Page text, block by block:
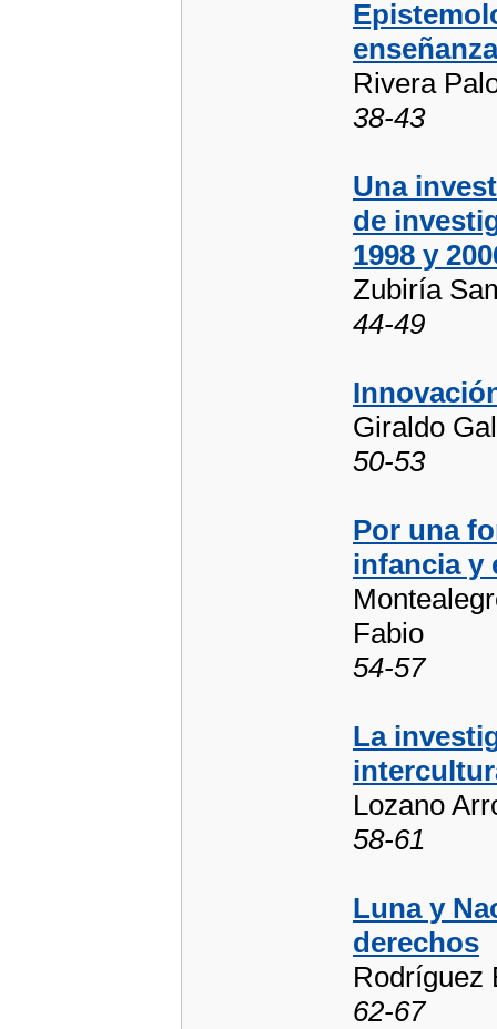
enseñanza
Rivera
38-43
Una
de
1998 y
Zubiría
44-49
Giraldo
50-53
Por una
infancia y
Fabio
54-57
La
Lozano
58-61
Luna y
derechos
Rodríguez
62-67